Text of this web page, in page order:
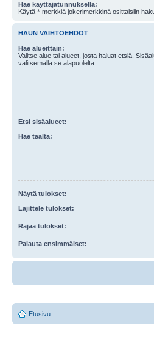
Hae käyttäjätunnuksella:
Käytä *-merkkiä jokerimerkkinä osittaisiin
HAUN VAIHTOEHDOT
Hae alueittain:
Valitse alue tai alueet, josta haluat etsiä.
valitsemalla se alapuolelta.
Etsi sisäalueet:
Hae täältä:
Näytä tulokset:
Lajittele tulokset:
Rajaa tulokset:
Palauta ensimmäiset:
Etusivu